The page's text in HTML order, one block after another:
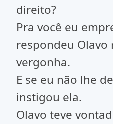
direito?
Pra você eu
respondeu Olavo
vergonha.
E se eu não lhe
instigou ela.
Olavo teve